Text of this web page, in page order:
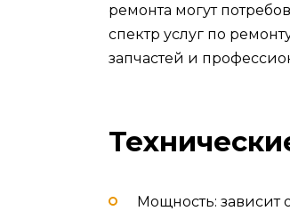
ремонта могут
спектр услуг по
запчастей и
Мощность: зависит